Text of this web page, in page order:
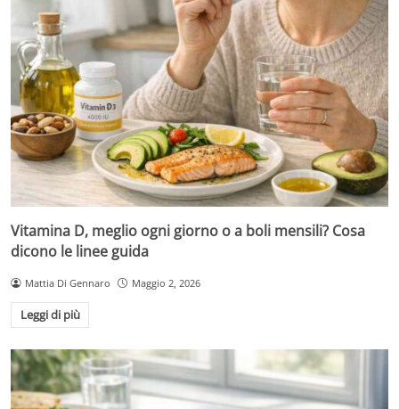
Vitamina D, meglio ogni giorno o a boli mensili? Cosa
dicono le linee guida
Mattia Di Gennaro Maggio 2, 2026
Leggi di più